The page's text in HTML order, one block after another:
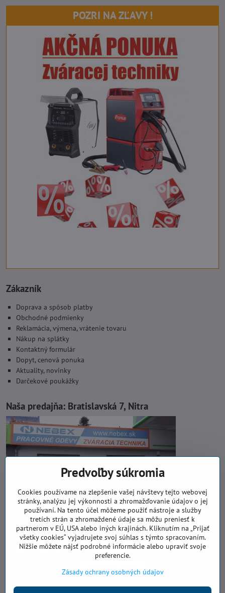
POZRI NA ZĽAVY !
Zákazník
Doprava a spôsob platby
Obchodné podmienky
Reklamácia, výmena, vrátenie tovaru
Nákup na splátky
Kontaktný formulár
Dopyt, cenová ponuka
Aktuality, novinky
Darčekové poukážky
Naša predajňa: Bratislavská 7, Nitra
Predvoľby súkromia
Cookies používame na zlepšenie vašej návštevy tejto webovej
stránky, analýzu jej výkonnosti a zhromažďovanie údajov o jej
používaní. Na tento účel môžeme použiť nástroje a služby
tretích strán a zhromaždené údaje sa môžu preniesť k
partnerom v EÚ, USA alebo iných krajinách. Kliknutím na „Prijať
všetky cookies“ vyjadrujete svoj súhlas s týmto spracovaním.
Nižšie môžete nájsť podrobné informácie alebo upraviť svoje
preferencie.
Zásady ochrany osobných údajov